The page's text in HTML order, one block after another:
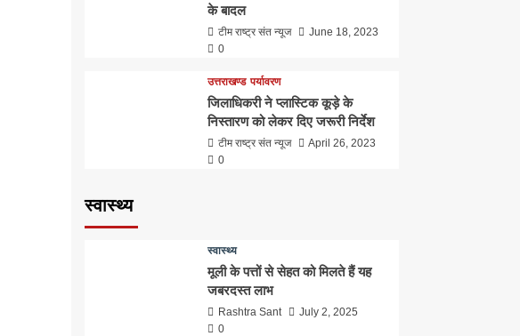
के बादल
टीम राष्ट्र संत न्यूज
June 18, 2023
0
उत्तराखण्ड पर्यावरण
जिलाधिकरी ने प्लास्टिक कूड़े के
निस्तारण को लेकर दिए जरूरी निर्देश
टीम राष्ट्र संत न्यूज
April 26, 2023
0
स्वास्थ्य
स्वास्थ्य
मूली के पत्तों से सेहत को मिलते हैं यह
जबरदस्त लाभ
Rashtra Sant
July 2, 2025
0